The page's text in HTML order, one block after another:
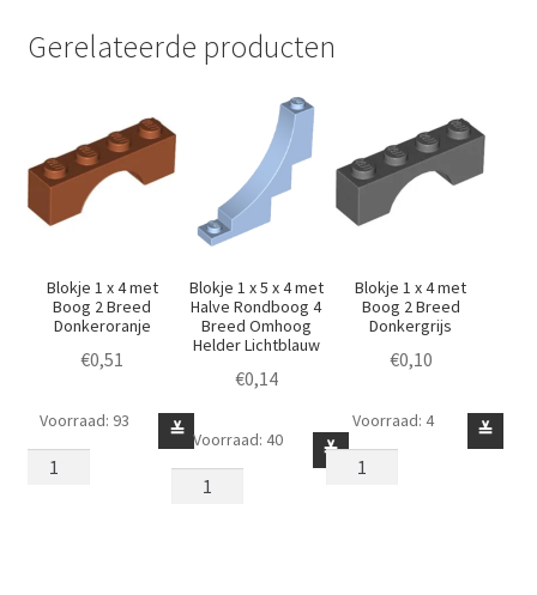
Gerelateerde producten
Blokje 1 x 4 met
Boog 2 Breed
Donkeroranje
€0,51
Blokje
1
≚
Voorraad: 93
Blokje 1 x 5 x 4 met
Halve Rondboog 4
Breed Omhoog
Helder Lichtblauw
€0,14
Blokje
1
≚
Voorraad: 40
Blokje 1 x 4 met
Boog 2 Breed
Donkergrijs
€0,10
Blokje
1
≚
Voorraad: 4